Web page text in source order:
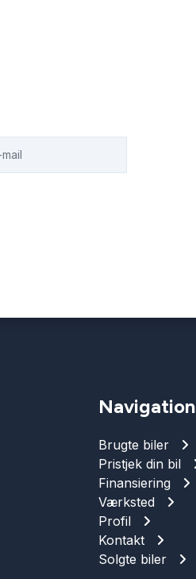
Navigation
Brugte biler
Pristjek din bil
Finansiering
Værksted
Profil
Kontakt
Solgte biler